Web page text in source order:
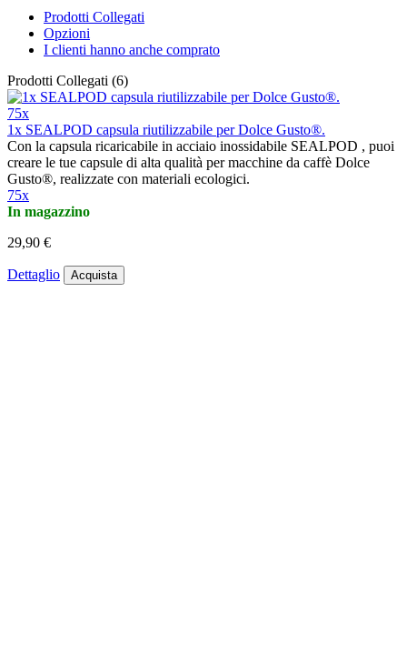
Prodotti Collegati
Opzioni
I clienti hanno anche comprato
Prodotti Collegati (6)
75x
1x SEALPOD capsula riutilizzabile per Dolce Gusto®.
Con la capsula ricaricabile in acciaio inossidabile SEALPOD , puoi
creare le tue capsule di alta qualità per macchine da caffè Dolce
Gusto®, realizzate con materiali ecologici.
75x
In magazzino
29,90 €
Dettaglio Acquista